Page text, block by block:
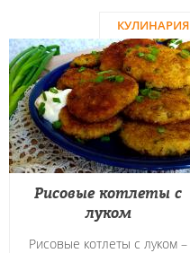
КУЛИНАРИЯ
Рисовые котлеты с
луком
Рисовые котлеты с луком –